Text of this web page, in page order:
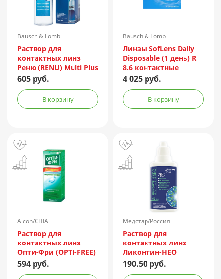
Bausch & Lomb
Incorporated/Италия
Раствор для
контактных линз
Реню (RENU) Multi Plus
360мл + контейнер
605 руб.
В корзину
Bausch & Lomb
Линзы SofLens Daily
Disposable (1 день) R
8.6 контактные
мягкие корриг. -1,50
4 025 руб.
В корзину
Alcon/США
Раствор для
контактных линз
Опти-Фри (OPTI-FREE)
Express 355мл +
контейнер
594 руб.
Медстар/Россия
Раствор для
контактных линз
Ликонтин-НЕО
Мульти 60мл
190.50 руб.